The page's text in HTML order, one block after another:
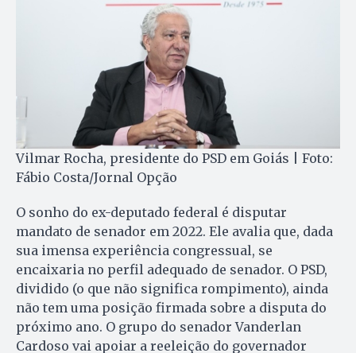
Vilmar Rocha, presidente do PSD em Goiás | Foto:
Fábio Costa/Jornal Opção
O sonho do ex-deputado federal é disputar
mandato de senador em 2022. Ele avalia que, dada
sua imensa experiência congressual, se
encaixaria no perfil adequado de senador. O PSD,
dividido (o que não significa rompimento), ainda
não tem uma posição firmada sobre a disputa do
próximo ano. O grupo do senador Vanderlan
Cardoso vai apoiar a reeleição do governador